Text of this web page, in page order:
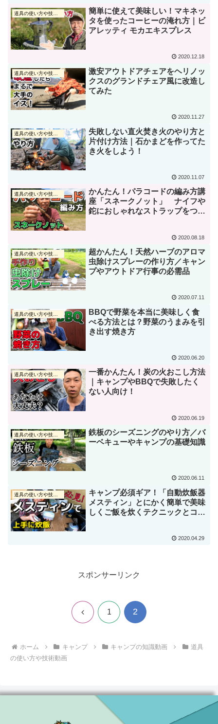
道具の使い方や技術動画
簡単に使えて美味しい！マキネッ
タを使ったコーヒーの淹れ方｜ビ
アレッティ モカエキスプレス
2020.12.18
道具の使い方や技術動画
激安アウトドアチェアをヘリノッ
クスのグランドチェア風に改造し
てみた
2020.11.27
道具の使い方や技術動画
失敗しない直火焚き火のやり方と
片付け方法｜石かまどを作ってた
き火をしよう！
2020.11.07
道具の使い方や技術動画
かんたん！パラコードの編み方講
座「スネークノット」 ナイフや
鉈におしゃれなストラップをつけ
2020.08.18
道具の使い方や技術動画
超かんたん！天然ハーブのアロマ
虫除けスプレーの作り方／キャン
プやアウトドア行事の必需品
2020.07.11
道具の使い方や技術動画
BBQで野菜を本当に美味しく食
べる方法とは？野菜のうまみを引
き出す焼き方
2020.06.20
道具の使い方や技術動画
一番かんたん！炭の火おこし方法
｜キャンプやBBQで失敗したく
ない人向け！
2020.06.19
道具の使い方や技術動画
鉄板のシーズニングのやり方／バ
ーベキューやキャンプの基礎知識
2020.06.11
道具の使い方や技術動画
キャンプ必須ギア！「自動炊飯器
メスティン」とにかく簡単で美味
しくご飯を炊くテクニックとコツ
2020.04.29
スポンサーリンク
前 1 2
ホーム キャンプ キャンプの知識動画
道具
の使い方や技術動画